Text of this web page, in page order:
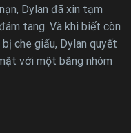
Dylan đã xin tạm
tang. Và khi biết còn
che giấu, Dylan quyết
với một băng nhóm